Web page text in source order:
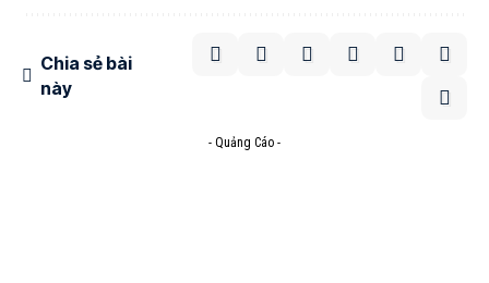
Chia sẻ bài
này
- Quảng Cáo -